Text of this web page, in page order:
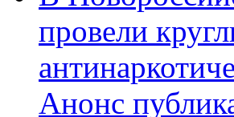
провели
Анонс